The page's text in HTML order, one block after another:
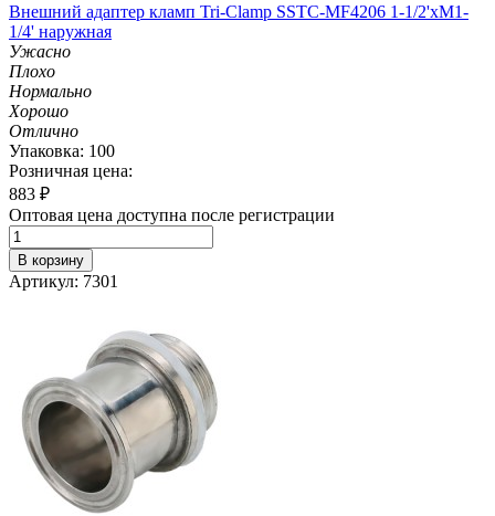
Внешний адаптер кламп Tri-Clamp SSTC-MF4206 1-1/2'хM1-
1/4' наружная
Ужасно
Плохо
Нормально
Хорошо
Отлично
Упаковка: 100
Розничная цена:
883 ₽
Оптовая цена доступна после регистрации
В корзину
Артикул: 7301